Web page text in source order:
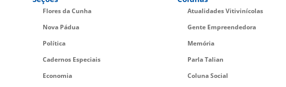
Flores da Cunha
Nova Pádua
Política
Cadernos Especiais
Economia
Atualidades Vitivinícolas
Gente Empreendedora
Memória
Parla Talian
Coluna Social